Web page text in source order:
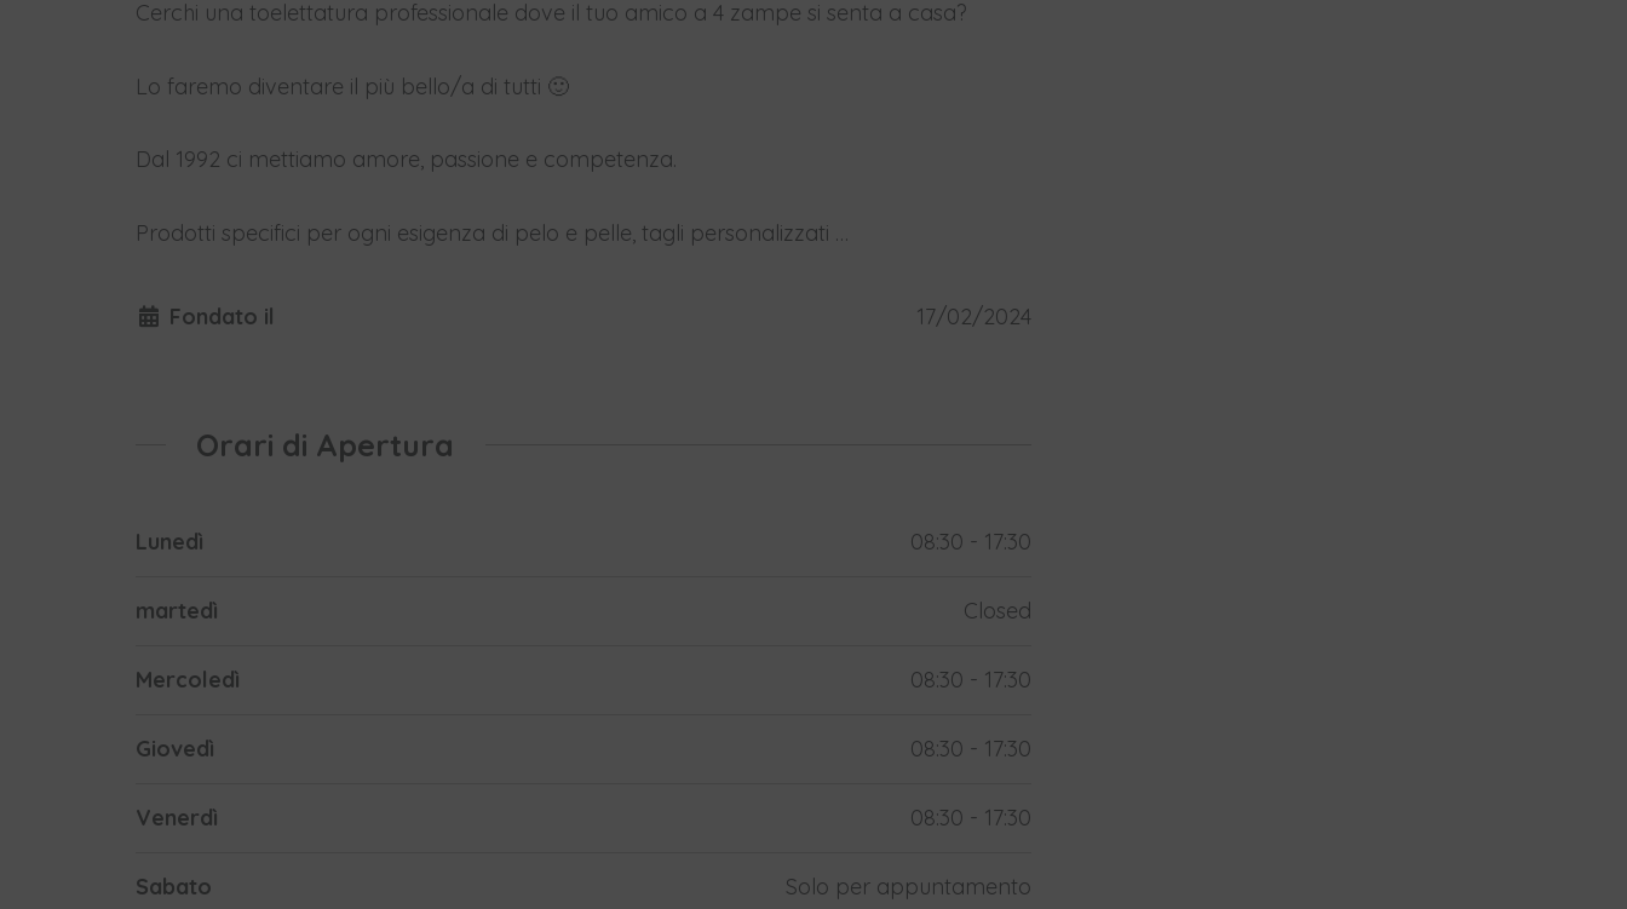
Cerchi una toelettatura professionale dove il tuo amico a 4 zampe si senta a casa?
Lo faremo diventare il più bello/a di tutti 🙂
Dal 1992 ci mettiamo amore, passione e competenza.
Prodotti specifici per ogni esigenza di pelo e pelle, tagli personalizzati …
Fondato il 17/02/2024
Orari di Apertura
Lunedì 08:30 - 17:30
martedì Closed
Mercoledì 08:30 - 17:30
Giovedì 08:30 - 17:30
Venerdì 08:30 - 17:30
Sabato Solo per appuntamento